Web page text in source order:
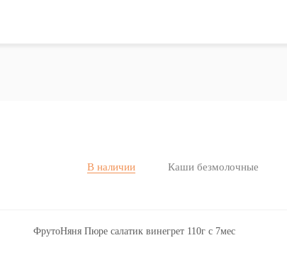
В наличии Каши безмолочные